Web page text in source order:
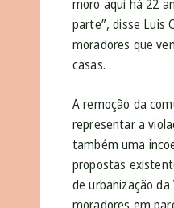
moro aqui há 22
parte”, disse Luis
moradores que
casas.
A remoção da
representar a
também uma
propostas
de urbanização